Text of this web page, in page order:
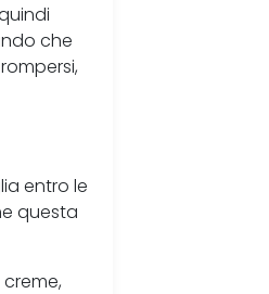
che
entro le
questa